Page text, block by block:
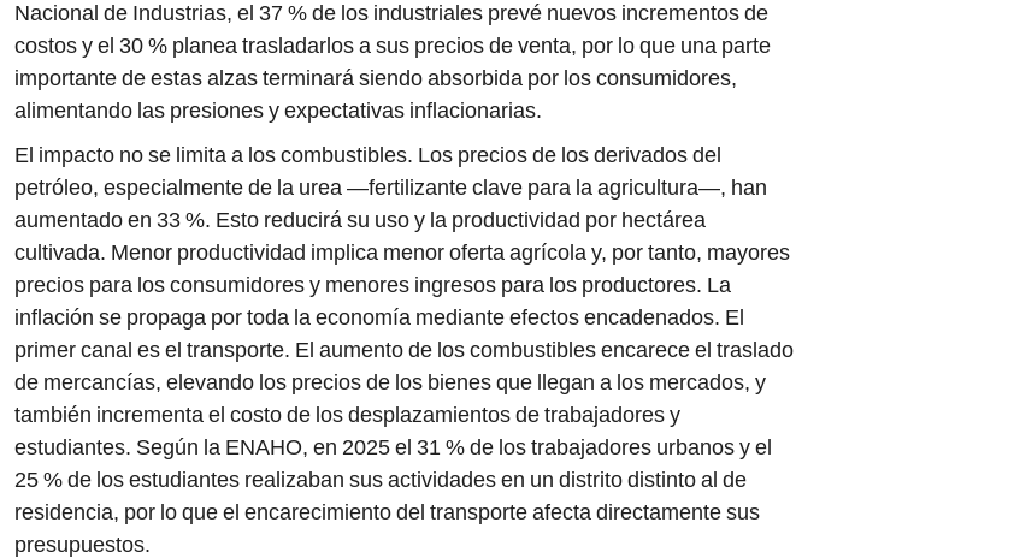
Nacional de Industrias, el 37 % de los industriales prevé nuevos incrementos de
costos y el 30 % planea trasladarlos a sus precios de venta, por lo que una parte
importante de estas alzas terminará siendo absorbida por los consumidores,
alimentando las presiones y expectativas inflacionarias.
El impacto no se limita a los combustibles. Los precios de los derivados del
petróleo, especialmente de la urea —fertilizante clave para la agricultura—, han
aumentado en 33 %. Esto reducirá su uso y la productividad por hectárea
cultivada. Menor productividad implica menor oferta agrícola y, por tanto, mayores
precios para los consumidores y menores ingresos para los productores. La
inflación se propaga por toda la economía mediante efectos encadenados. El
primer canal es el transporte. El aumento de los combustibles encarece el traslado
de mercancías, elevando los precios de los bienes que llegan a los mercados, y
también incrementa el costo de los desplazamientos de trabajadores y
estudiantes. Según la ENAHO, en 2025 el 31 % de los trabajadores urbanos y el
25 % de los estudiantes realizaban sus actividades en un distrito distinto al de
residencia, por lo que el encarecimiento del transporte afecta directamente sus
presupuestos.